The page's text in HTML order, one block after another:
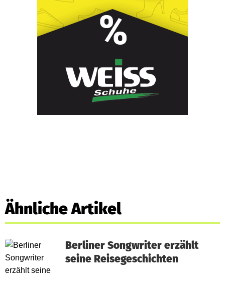
Ähnliche Artikel
Berliner Songwriter erzählt
seine Reisegeschichten